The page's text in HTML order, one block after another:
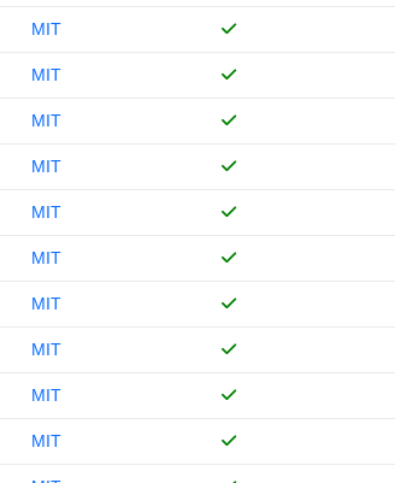
MIT
MIT
MIT
MIT
MIT
MIT
MIT
MIT
MIT
MIT